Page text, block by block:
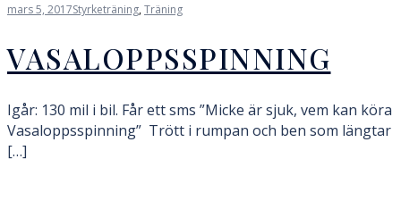
mars 5, 2017Styrketräning,Träning
VASALOPPSSPINNING
Igår: 130 mil i bil. Får ett sms ”Micke är sjuk, vem kan köra
Vasaloppsspinning” Trött i rumpan och ben som längtar
[…]